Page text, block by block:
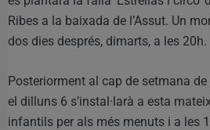
Ribes a la baixada de l’Assut. Un
dos dies després, dimarts, a les 20h.
Posteriorment al cap de setmana
el dilluns 6 s’instal·larà a esta
infantils per als més menuts i a les